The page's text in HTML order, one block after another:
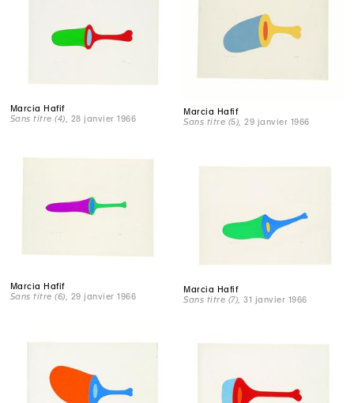
Marcia Hafif
Sans titre (4) , 28 janvier 1966
Marcia Hafif
Sans titre (5) , 29 janvier 1966
Marcia Hafif
Sans titre (6) , 29 janvier 1966
Marcia Hafif
Sans titre (7) , 31 janvier 1966